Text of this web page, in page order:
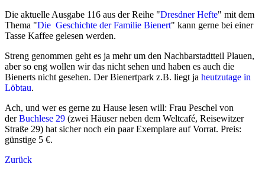
Die aktuelle Ausgabe 116 aus der Reihe "Dresdner Hefte" mit dem
Thema "Die Geschichte der Familie Bienert" kann gerne bei einer
Tasse Kaffee gelesen werden.
Streng genommen geht es ja mehr um den Nachbarstadtteil Plauen,
aber so eng wollen wir das nicht sehen und haben es auch die
Bienerts nicht gesehen. Der Bienertpark z.B. liegt ja heutzutage in
Löbtau.
Ach, und wer es gerne zu Hause lesen will: Frau Peschel von
derBuchlese 29 (zwei Häuser neben dem Weltcafé, Reisewitzer
Straße 29) hat sicher noch ein paar Exemplare auf Vorrat. Preis:
günstige 5 €.
Zurück